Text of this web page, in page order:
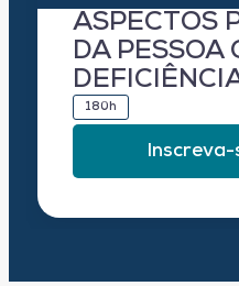
ASPECTOS
DA PESSOA
180h
Inscreva-